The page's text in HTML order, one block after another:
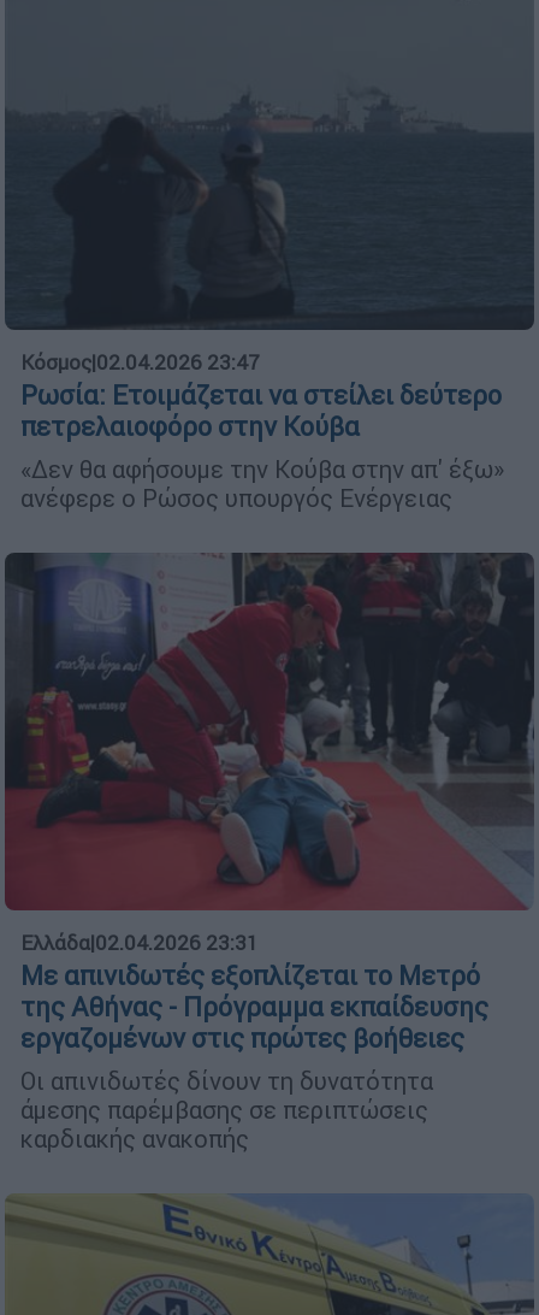
Κόσμος|02.04.2026 23:47
Ρωσία: Ετοιμάζεται να στείλει δεύτερο
πετρελαιοφόρο στην Κούβα
«Δεν θα αφήσουμε την Κούβα στην απ' έξω»
ανέφερε ο Ρώσος υπουργός Ενέργειας
Ελλάδα|02.04.2026 23:31
Με απινιδωτές εξοπλίζεται το Μετρό
της Αθήνας - Πρόγραμμα εκπαίδευσης
εργαζομένων στις πρώτες βοήθειες
Οι απινιδωτές δίνουν τη δυνατότητα
άμεσης παρέμβασης σε περιπτώσεις
καρδιακής ανακοπής